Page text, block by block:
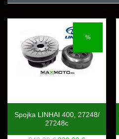
%
Spojka LINHAI 400, 27248/
27248c